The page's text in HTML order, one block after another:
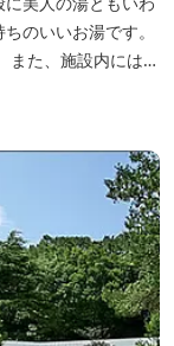
のいいお湯です。
、水遊び場（夏季
などがあります。
かしたオートキャ